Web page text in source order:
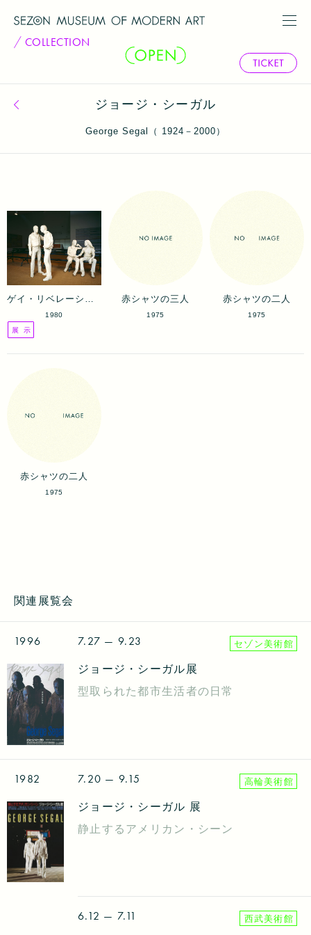
COLLECTION
コレクション一覧へ戻るジョージ・シーガル
George Segal（ 1924－2000）
展 示
ゲイ・リベレーション
1980
赤シャツの三人
1975
赤シャツの二人
1975
赤シャツの二人
1975
関連展覧会
1996 7.27 — 9.23 セゾン美術館
ジョージ・シーガル展
型取られた都市生活者の日常
1982 7.20 — 9.15 高輪美術館
ジョージ・シーガル 展
静止するアメリカン・シーン
6.12 — 7.11 西武美術館